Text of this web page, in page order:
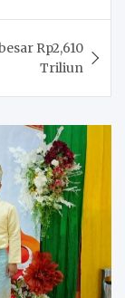
Rp2,610
Triliun